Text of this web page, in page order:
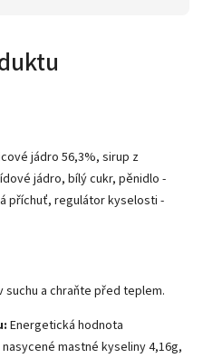
jádro 56,3%, sirup z
jádro, bílý cukr, pěnidlo -
příchuť, regulátor kyselosti -
suchu a chraňte před teplem.
Energetická hodnota
mastné kyseliny 4,16g,